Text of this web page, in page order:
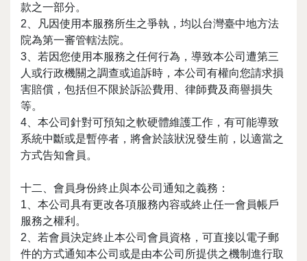
款之一部分。
2、凡因使用本服務所生之爭執，均以台灣臺中地方法
院為第一審管轄法院。
3、若因您使用本服務之任何行為，導致本公司遭第三
人或行政機關之調查或追訴時，本公司有權向您請求損
害賠償，包括但不限於訴訟費用、律師費及商譽損失
等。
4、本公司針對可預知之軟硬體維護工作，有可能導致
系統中斷或是暫停者，將會於該狀況發生前，以適當之
方式告知會員。
十二、會員身份終止與本公司通知之義務：
1、本公司具有更改各項服務內容或終止任一會員帳戶
服務之權利。
2、若會員決定終止本公司會員資格，可直接以電子郵
件的方式通知本公司或是由本公司所提供之機制進行取